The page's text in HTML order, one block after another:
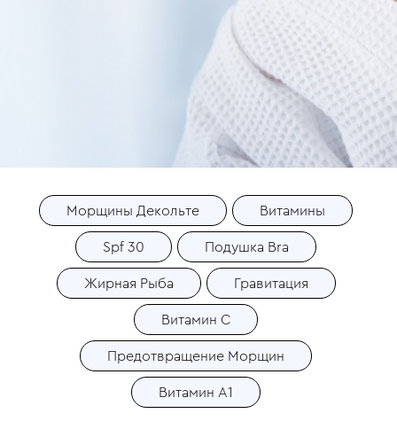
Морщины Декольте Витамины
Spf 30 Подушка Bra
Жирная Рыба Гравитация
Витамин C
Предотвращение Морщин
Витамин A1